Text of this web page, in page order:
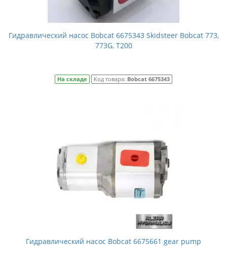
Гидравлический насос Bobcat 6675343 Skidsteer Bobcat 773,
773G, T200
На складе Код товара: Bobcat 6675343
Гидравлический насос Bobcat 6675661 gear pump